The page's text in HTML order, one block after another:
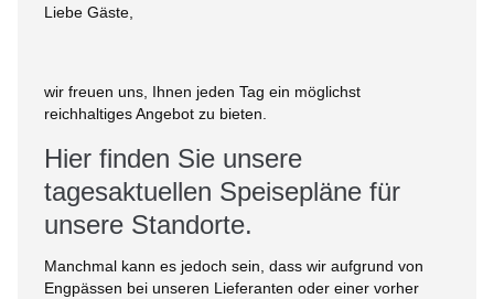
Liebe Gäste,
wir freuen uns, Ihnen jeden Tag ein möglichst
reichhaltiges Angebot zu bieten.
Hier finden Sie unsere
tagesaktuellen Speisepläne für
unsere Standorte.
Manchmal kann es jedoch sein, dass wir aufgrund von
Engpässen bei unseren Lieferanten oder einer vorher